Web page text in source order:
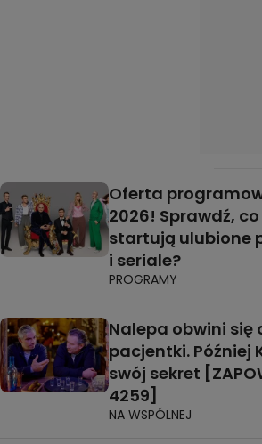
Oferta
2026! Sprawdź,
startują ulubione
i seriale?
PROGRAMY
Nalepa obwini się
pacjentki. Później
swój sekret
4259]
NA WSPÓLNEJ